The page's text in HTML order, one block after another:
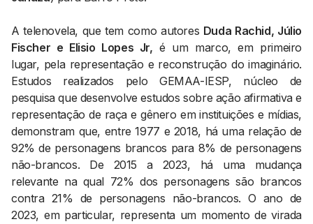
A telenovela, que tem como autores Duda Rachid, Júlio
Fischer e Elisio Lopes Jr, é um marco, em primeiro
lugar, pela representação e reconstrução do imaginário.
Estudos realizados pelo GEMAA-IESP, núcleo de
pesquisa que desenvolve estudos sobre ação afirmativa e
representação de raça e gênero em instituições e mídias,
demonstram que, entre 1977 e 2018, há uma relação de
92% de personagens brancos para 8% de personagens
não-brancos. De 2015 a 2023, há uma mudança
relevante na qual 72% dos personagens são brancos
contra 21% de personagens não-brancos. O ano de
2023, em particular, representa um momento de virada